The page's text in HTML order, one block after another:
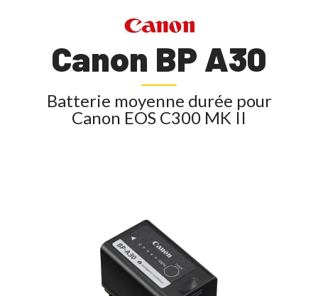
Canon BP A30
Batterie moyenne durée pour
Canon EOS C300 MK II